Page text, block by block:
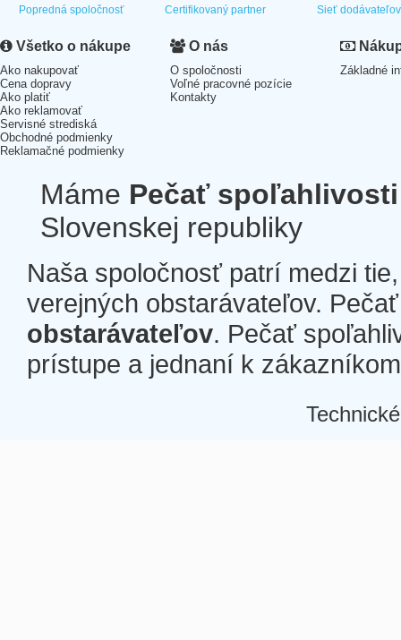
Popredná spoločnosť Certifikovaný partner Sieť dodávateľov
Všetko o nákupe
Ako nakupovať
Cena dopravy
Ako platiť
Ako reklamovať
Servisné strediská
Obchodné podmienky
Reklamačné podmienky
O nás
O spoločnosti
Voľné pracovné pozície
Kontakty
Základné
Máme Pečať spoľahlivosti
Slovenskej republiky
Naša spoločnosť patrí medzi
verejných obstarávateľov.
obstarávateľov. Pečať
prístupe a jednaní k